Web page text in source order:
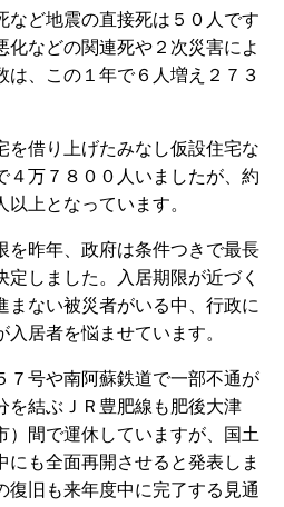
ど地震の直接死は５０人です
化などの関連死や２次災害によ
は、この１年で６人増え２７３
借り上げたみなし仮設住宅な
４万７８００人いましたが、約
上となっています。
昨年、政府は条件つきで最長
定しました。入居期限が近づく
まない被災者がいる中、行政に
居者を悩ませています。
号や南阿蘇鉄道で一部不通が
を結ぶＪＲ豊肥線も肥後大津
）間で運休していますが、国土
にも全面再開させると発表しま
復旧も来年度中に完了する見通